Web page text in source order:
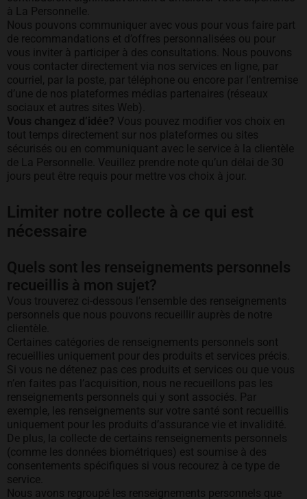
à La Personnelle.
Nous pouvons communiquer avec vous pour vous faire part
de recommandations et d’offres personnalisées ou pour
vous inviter à participer à des consultations. Nous pouvons
vous contacter directement via nos services en ligne, par
courriel, par la poste, par téléphone ou encore par l’entremise
d’une de nos plateformes médias partenaires (réseaux
sociaux et autres sites Web).
Vous changez d’idée? Vous pouvez modifier vos choix en
tout temps directement sur nos plateformes ou sites
sécurisés ou en communiquant avec le service à la clientèle
de La Personnelle. Veuillez prendre note qu’un délai de 30
jours peut être requis pour mettre vos choix à jour.
Limiter notre collecte à ce qui est
nécessaire
Quels sont les renseignements personnels
recueillis à mon sujet?
Vous trouverez ci-dessous l’ensemble des renseignements
personnels que nous pouvons recueillir auprès de notre
clientèle.
Certaines catégories de renseignements personnels sont
recueillies uniquement pour des produits et services précis.
Si vous ne détenez pas ces produits et services ou que vous
n’en faites pas l’acquisition, nous ne recueillons pas les
renseignements personnels qui y sont associés. Par
exemple, les renseignements sur votre santé sont recueillis
uniquement pour les produits d’assurance vie et invalidité.
De plus, la collecte de certains renseignements personnels
(comme les données biométriques) est soumise à des
consentements spécifiques si vous recourez à ce type de
service.
Nous avons regroupé les renseignements personnels que